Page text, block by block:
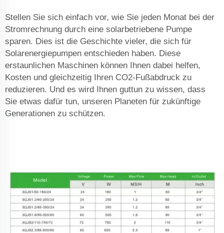
Stellen Sie sich einfach vor, wie Sie jeden Monat bei der
Stromrechnung durch eine solarbetriebene Pumpe
sparen. Dies ist die Geschichte vieler, die sich für
Solarenergiepumpen entschieden haben. Diese
erstaunlichen Maschinen können Ihnen dabei helfen,
Kosten und gleichzeitig Ihren CO2-Fußabdruck zu
reduzieren. Und es wird Ihnen guttun zu wissen, dass
Sie etwas dafür tun, unseren Planeten für zukünftige
Generationen zu schützen.